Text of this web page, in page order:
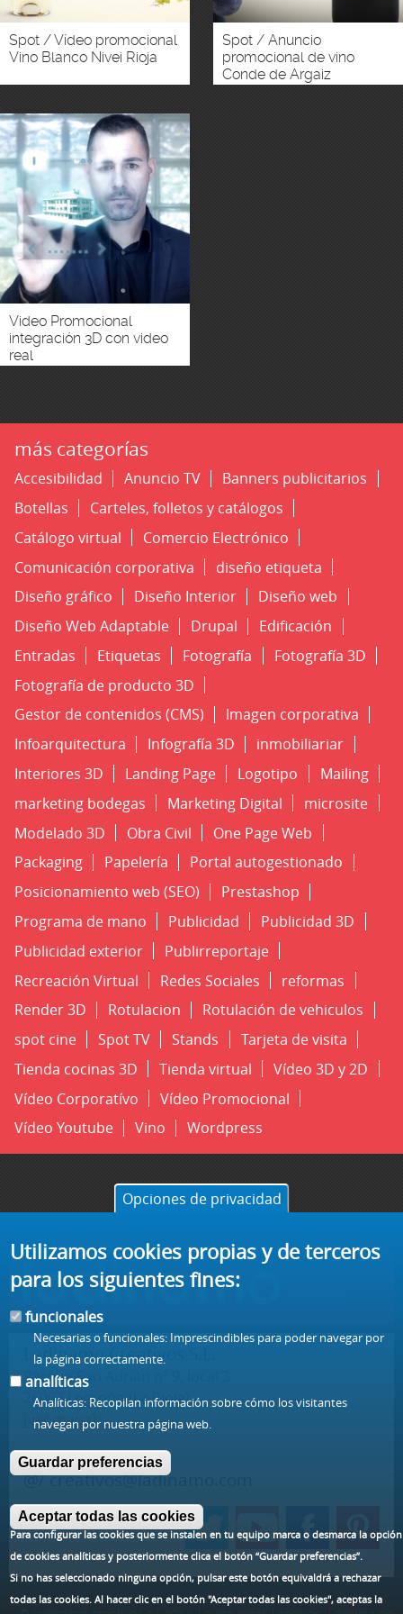
Spot / Vídeo promocional
Vino Blanco Nivei Rioja
Spot / Anuncio
promocional de vino
Conde de Argaiz
Video Promocional
integración 3D con video
real
más categorías
Accesibilidad Anuncio TV
Banners publicitarios
Botellas
Carteles, folletos y catálogos
Catálogo virtual
Comercio Electrónico
Comunicación corporativa
diseño etiqueta
Diseño gráfico
Diseño Interior
Diseño web
Diseño Web Adaptable
Drupal
Edificación
Entradas
Etiquetas Fotografía
Fotografía 3D
Fotografía de producto 3D
Gestor de contenidos (CMS)
Imagen corporativa
Infoarquitectura
Infografía 3D
inmobiliariar
Interiores 3D
Landing Page Logotipo
Mailing
marketing bodegas
Marketing Digital
microsite
Modelado 3D
Obra Civil
One Page Web
Packaging
Papelería
Portal autogestionado
Posicionamiento web (SEO)
Prestashop
Programa de mano
Publicidad
Publicidad 3D
Publicidad exterior
Publirreportaje
Recreación Virtual
Redes Sociales
reformas
Render 3D
Rotulacion
Rotulación de vehiculos
spot cine
Spot TV Stands
Tarjeta de visita
Tienda cocinas 3D
Tienda virtual
Vídeo 3D y 2D
Vídeo Corporatívo
Vídeo Promocional
Vídeo Youtube
Vino Wordpress
Ladinamo Creativos S.L.
Parque San Adrián nº 9, local 3
26007 Logroño (La Rioja) -
[ver mapa]
t/ 941 57 77 57
@/creativos@ladinamo.com
Opciones de privacidad
Utilizamos cookies propias y de terceros
para los siguientes fines:
Para configurar las cookies que se instalen en tu equipo marca o desmarca la opción
de cookies analíticas y posteriormente clica el botón “Guardar preferencias”.
Si no has seleccionado ninguna opción, pulsar este botón equivaldrá a rechazar
todas las cookies. Al hacer clic en el botón"Aceptar todas las cookies", aceptas la
funcionales
Necesarias o funcionales: Imprescindibles para poder navegar por
la página correctamente.
analíticas
Analíticas: Recopilan información sobre cómo los visitantes
navegan por nuestra página web.
Guardar preferencias
Aceptar todas las cookies